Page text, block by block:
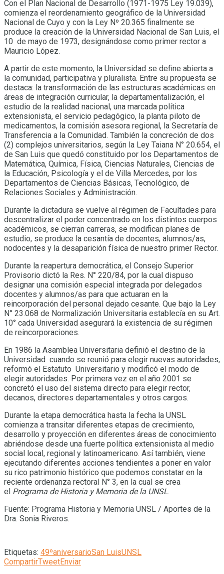
Con el Plan Nacional de Desarrollo (1971-1975 Ley 19.039),
comienza el reordenamiento geográfico de la Universidad
Nacional de Cuyo y con la Ley Nº 20.365 finalmente se
produce la creación de la Universidad Nacional de San Luis, el
10 de mayo de 1973, designándose como primer rector a
Mauricio López.
A partir de este momento, la Universidad se define abierta a
la comunidad, participativa y pluralista. Entre su propuesta se
destaca: la transformación de las estructuras académicas en
áreas de integración curricular, la departamentalización, el
estudio de la realidad nacional, una marcada política
extensionista, el servicio pedagógico, la planta piloto de
medicamentos, la comisión asesora regional, la Secretaría de
Transferencia a la Comunidad. También la concreción de dos
(2) complejos universitarios, según la Ley Taiana N° 20.654, el
de San Luis que quedó constituido por los Departamentos de
Matemática, Química, Física, Ciencias Naturales, Ciencias de
la Educación, Psicología y el de Villa Mercedes, por los
Departamentos de Ciencias Básicas, Tecnológico, de
Relaciones Sociales y Administración.
Durante la dictadura se vuelve al régimen de Facultades para
descentralizar el poder concentrado en los distintos cuerpos
académicos, se cierran carreras, se modifican planes de
estudio, se produce la cesantía de docentes, alumnos/as,
nodocentes y la desaparición física de nuestro primer Rector.
Durante la reapertura democrática, el Consejo Superior
Provisorio dictó la Res. N° 220/84, por la cual dispuso
designar una comisión especial integrada por delegados
docentes y alumnos/as para que actuaran en la
reincorporación del personal dejado cesante. Que bajo la Ley
N° 23.068 de Normalización Universitaria establecía en su Art.
10° cada Universidad asegurará la existencia de su régimen
de reincorporaciones.
En 1986 la Asamblea Universitaria definió el destino de la
Universidad cuando se reunió para elegir nuevas autoridades,
reformó el Estatuto Universitario y modificó el modo de
elegir autoridades. Por primera vez en el año 2001 se
concretó el uso del sistema directo para elegir rector,
decanos, directores departamentales y otros cargos.
Durante la etapa democrática hasta la fecha la UNSL
comienza a transitar diferentes etapas de crecimiento,
desarrollo y proyección en diferentes áreas de conocimiento
abriéndose desde una fuerte política extensionista al medio
social local, regional y latinoamericano. Así también, viene
ejecutando diferentes acciones tendientes a poner en valor
su rico patrimonio histórico que podemos constatar en la
reciente ordenanza rectoral N° 3, en la cual se crea
el Programa de Historia y Memoria de la UNSL.
Fuente: Programa Historia y Memoria UNSL / Aportes de la
Dra. Sonia Riveros.
Etiquetas: 49ºaniversarioSan LuisUNSL
CompartirTweetEnviar